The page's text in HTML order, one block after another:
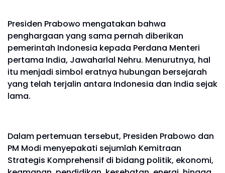
Presiden Prabowo mengatakan bahwa
penghargaan yang sama pernah diberikan
pemerintah Indonesia kepada Perdana Menteri
pertama India, Jawaharlal Nehru. Menurutnya, hal
itu menjadi simbol eratnya hubungan bersejarah
yang telah terjalin antara Indonesia dan India sejak
lama.
Dalam pertemuan tersebut, Presiden Prabowo dan
PM Modi menyepakati sejumlah Kemitraan
Strategis Komprehensif di bidang politik, ekonomi,